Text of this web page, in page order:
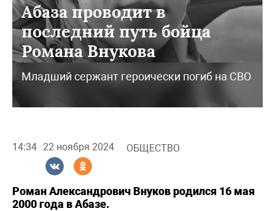
Абаза проводит в
последний путь бойца
Романа Внукова
Младший сержант героически погиб на СВО
14:34 22 ноября 2024 ОБЩЕСТВО
Роман Александрович Внуков родился 16 мая
2000 года в Абазе.